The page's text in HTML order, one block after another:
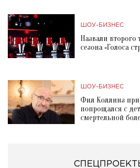
ШОУ-БИЗНЕС
Назвали второго
сезона «Голоса
ШОУ-БИЗНЕС
Фил Коллинз
попрощался с
смертельной